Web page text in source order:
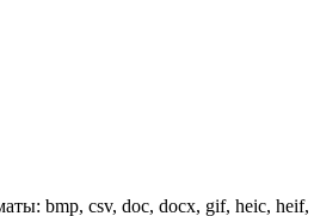
bmp, csv, doc, docx, gif, heic, heif,